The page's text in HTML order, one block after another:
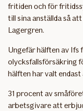
fritiden och för
till sina anställda så
Lagergren.
Ungefär hälften av Ifs
olycksfallsförsäkring
hälften har valt
31 procent av
arbetsgivare att